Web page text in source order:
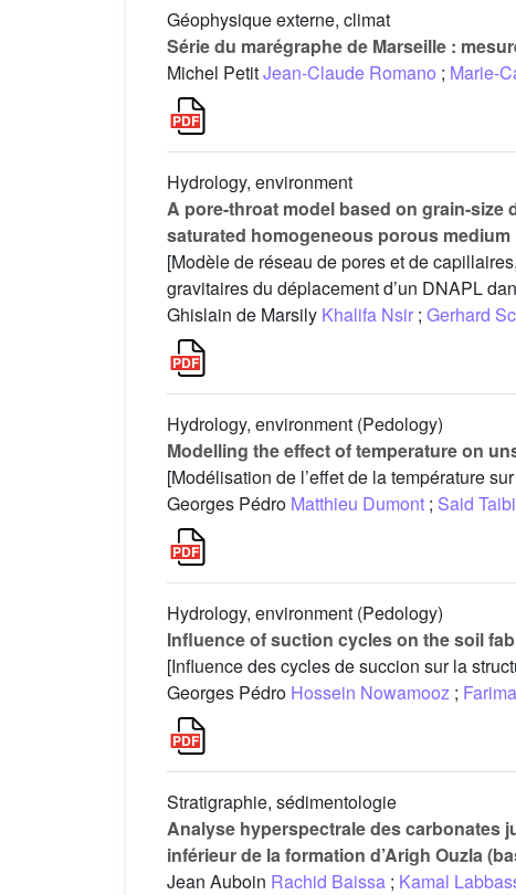
Géophysique externe, climat
Série du marégraphe de Marseille :
Michel PetitJean-Claude Romano ; Marie-
Hydrology, environment
A pore-throat model based on grain-
saturated homogeneous porous medium
[Modèle de réseau de pores et de
gravitaires du déplacement d’un DNAPL
Ghislain de Marsily Khalifa Nsir ; Gerhard
Hydrology, environment (Pedology)
Modelling the effect of temperature on
[Modélisation de l’effet de la température
Georges Pédro Matthieu Dumont ; Said Taibi
Hydrology, environment (Pedology)
Influence of suction cycles on the soil
[Influence des cycles de succion sur la
Georges Pédro Hossein Nowamooz ;
Stratigraphie, sédimentologie
Analyse hyperspectrale des carbonates
inférieur de la formation d’Arigh Ouzla
Jean Auboin Rachid Baissa ; Kamal